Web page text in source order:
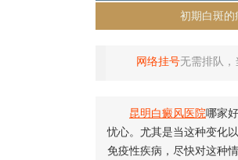
初期白斑的
网络挂号无需排队
昆明白癜风医院哪家
忧心。尤其是当这种变化
免疫性疾病，尽快对这种